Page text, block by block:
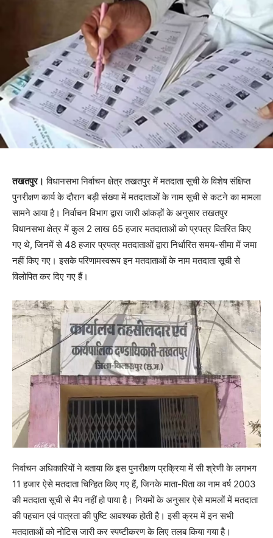
तखतपुर। विधानसभा निर्वाचन क्षेत्र तखतपुर में मतदाता सूची के विशेष संक्षिप्त
पुनरीक्षण कार्य के दौरान बड़ी संख्या में मतदाताओं के नाम सूची से कटने का मामला
सामने आया है। निर्वाचन विभाग द्वारा जारी आंकड़ों के अनुसार तखतपुर
विधानसभा क्षेत्र में कुल 2 लाख 65 हजार मतदाताओं को प्रपत्र वितरित किए
गए थे, जिनमें से 48 हजार प्रपत्र मतदाताओं द्वारा निर्धारित समय-सीमा में जमा
नहीं किए गए। इसके परिणामस्वरूप इन मतदाताओं के नाम मतदाता सूची से
विलोपित कर दिए गए हैं।
निर्वाचन अधिकारियों ने बताया कि इस पुनरीक्षण प्रक्रिया में सी श्रेणी के लगभग
11 हजार ऐसे मतदाता चिन्हित किए गए हैं, जिनके माता-पिता का नाम वर्ष 2003
की मतदाता सूची से मैप नहीं हो पाया है। नियमों के अनुसार ऐसे मामलों में मतदाता
की पहचान एवं पात्रता की पुष्टि आवश्यक होती है। इसी क्रम में इन सभी
मतदाताओं को नोटिस जारी कर स्पष्टीकरण के लिए तलब किया गया है।